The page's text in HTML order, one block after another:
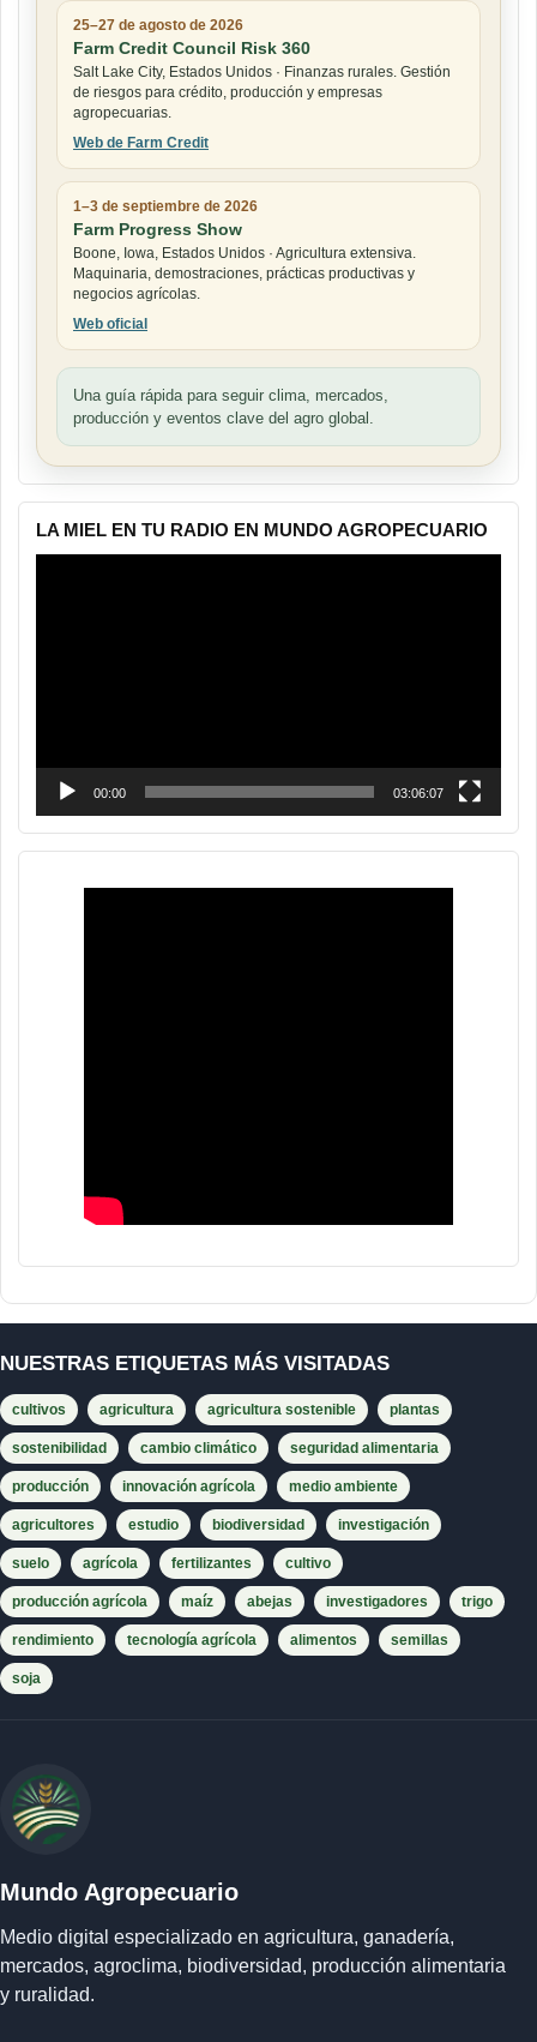
25–27 de agosto de 2026
Farm Credit Council Risk 360
Salt Lake City, Estados Unidos · Finanzas rurales. Gestión
de riesgos para crédito, producción y empresas
agropecuarias.
Web de Farm Credit
1–3 de septiembre de 2026
Farm Progress Show
Boone, Iowa, Estados Unidos · Agricultura extensiva.
Maquinaria, demostraciones, prácticas productivas y
negocios agrícolas.
Web oficial
Una guía rápida para seguir clima, mercados,
producción y eventos clave del agro global.
LA MIEL EN TU RADIO EN MUNDO AGROPECUARIO
00:00 03:06:07
NUESTRAS ETIQUETAS MÁS VISITADAS
cultivos agricultura agricultura sostenible plantas
sostenibilidad cambio climático seguridad alimentaria
producción innovación agrícola medio ambiente
agricultores estudio biodiversidad investigación
suelo agrícola fertilizantes cultivo
producción agrícola maíz abejas investigadores trigo
rendimiento tecnología agrícola alimentos semillas
soja
Mundo Agropecuario
Medio digital especializado en agricultura, ganadería,
mercados, agroclima, biodiversidad, producción alimentaria
y ruralidad.